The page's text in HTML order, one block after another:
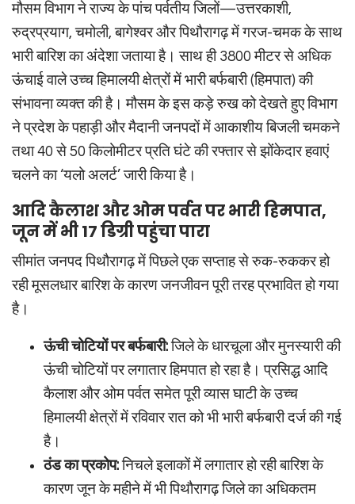
मौसम विभाग ने राज्य के पांच पर्वतीय जिलों—उत्तरकाशी,
रुद्रप्रयाग, चमोली, बागेश्वर और पिथौरागढ़ में गरज-चमक के साथ
भारी बारिश का अंदेशा जताया है। साथ ही 3800 मीटर से अधिक
ऊंचाई वाले उच्च हिमालयी क्षेत्रों में भारी बर्फबारी (हिमपात) की
संभावना व्यक्त की है। मौसम के इस कड़े रुख को देखते हुए विभाग
ने प्रदेश के पहाड़ी और मैदानी जनपदों में आकाशीय बिजली चमकने
तथा 40 से 50 किलोमीटर प्रति घंटे की रफ्तार से झोंकेदार हवाएं
चलने का ‘यलो अलर्ट’ जारी किया है।
आदि कैलाश और ओम पर्वत पर भारी हिमपात,
जून में भी 17 डिग्री पहुंचा पारा
सीमांत जनपद पिथौरागढ़ में पिछले एक सप्ताह से रुक-रुककर हो
रही मूसलधार बारिश के कारण जनजीवन पूरी तरह प्रभावित हो गया
है।
ऊंची चोटियों पर बर्फबारी:जिले के धारचूला और मुनस्यारी की
ऊंची चोटियों पर लगातार हिमपात हो रहा है। प्रसिद्ध आदि
कैलाश और ओम पर्वत समेत पूरी व्यास घाटी के उच्च
हिमालयी क्षेत्रों में रविवार रात को भी भारी बर्फबारी दर्ज की गई
है।
ठंड का प्रकोप:निचले इलाकों में लगातार हो रही बारिश के
कारण जून के महीने में भी पिथौरागढ़ जिले का अधिकतम